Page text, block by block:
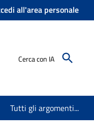
all'area personale
Cerca con IA
Tutti gli argomenti...